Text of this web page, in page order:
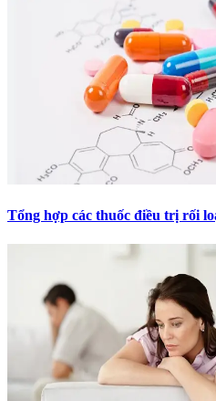
Tổng hợp các thuốc điều trị rối